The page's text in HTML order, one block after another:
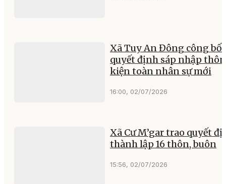
Xã Tuy An Đông công bố
quyết định sáp nhập
kiện toàn nhân sự mới
16:00, 02/07/2026
Xã Cư M’gar trao quyết
thành lập 16 thôn, buôn
15:56, 02/07/2026